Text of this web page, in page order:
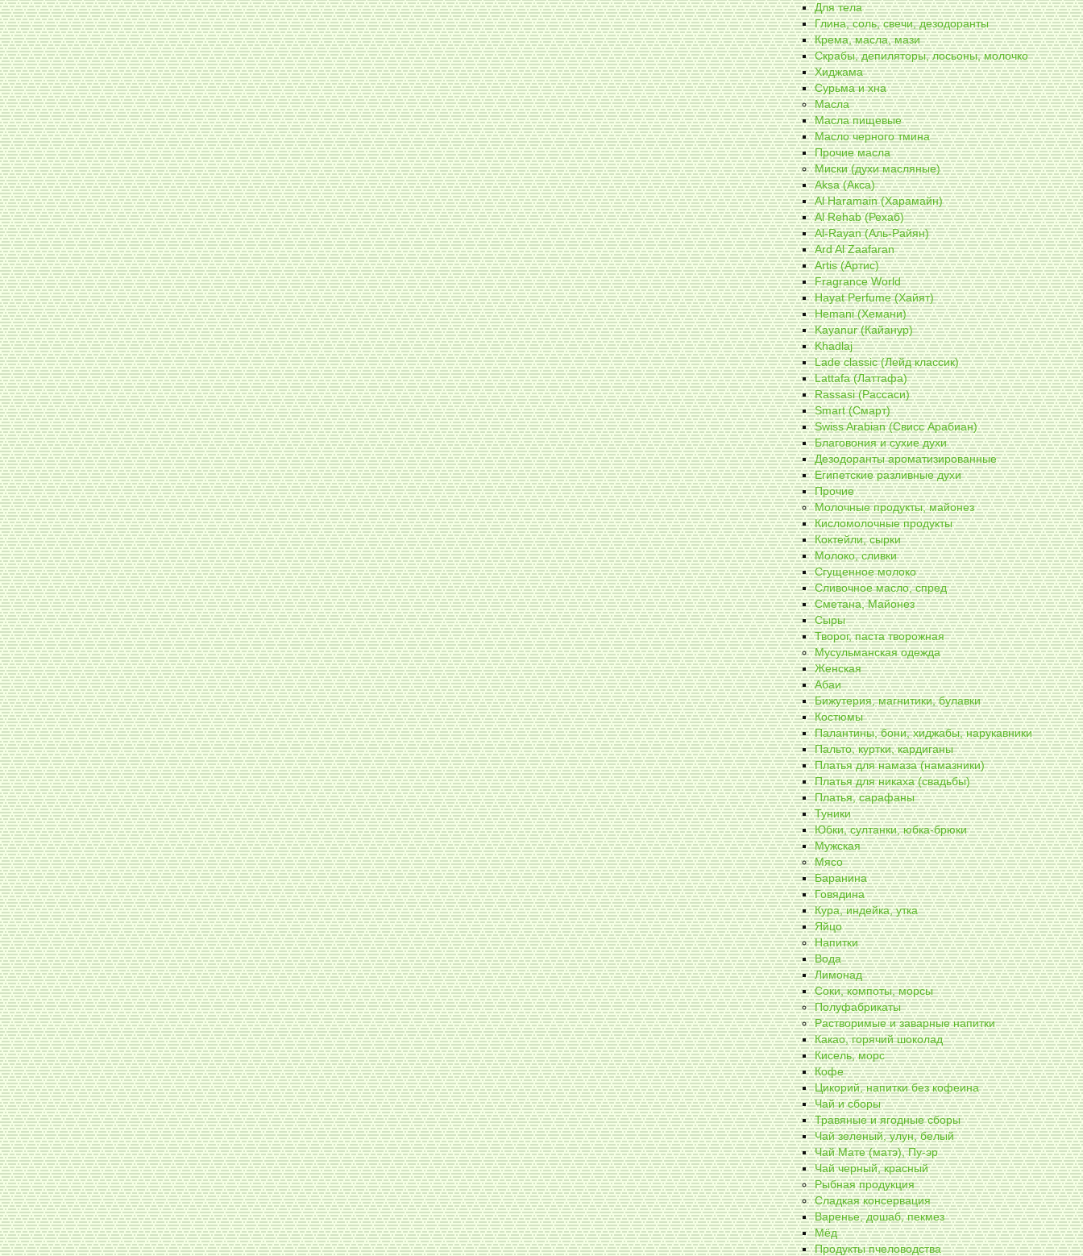
Для тела
Глина, соль, свечи, дезодоранты
Крема, масла, мази
Скрабы, депиляторы, лосьоны, молочко
Хиджама
Сурьма и хна
Масла
Масла пищевые
Масло черного тмина
Прочие масла
Миски (духи масляные)
Aksa (Акса)
Al Haramain (Харамайн)
Al Rehab (Рехаб)
Al-Rayan (Аль-Райян)
Ard Al Zaafaran
Artis (Артис)
Fragrance World
Hayat Perfume (Хайят)
Hemani (Хемани)
Kayanur (Кайанур)
Khadlaj
Lade classic (Лейд классик)
Lattafa (Латтафа)
Rassasi (Рассаси)
Smart (Смарт)
Swiss Arabian (Свисс Арабиан)
Благовония и сухие духи
Дезодоранты ароматизированные
Египетские разливные духи
Прочие
Молочные продукты, майонез
Кисломолочные продукты
Коктейли, сырки
Молоко, сливки
Сгущенное молоко
Сливочное масло, спред
Сметана, Майонез
Сыры
Творог, паста творожная
Мусульманская одежда
Женская
Абаи
Бижутерия, магнитики, булавки
Костюмы
Палантины, бони, хиджабы, нарукавники
Пальто, куртки, кардиганы
Платья для намаза (намазники)
Платья для никаха (свадьбы)
Платья, сарафаны
Туники
Юбки, султанки, юбка-брюки
Мужская
Мясо
Баранина
Говядина
Кура, индейка, утка
Яйцо
Напитки
Вода
Лимонад
Соки, компоты, морсы
Полуфабрикаты
Растворимые и заварные напитки
Какао, горячий шоколад
Кисель, морс
Кофе
Цикорий, напитки без кофеина
Чай и сборы
Травяные и ягодные сборы
Чай зеленый, улун, белый
Чай Мате (матэ), Пу-эр
Чай черный, красный
Рыбная продукция
Сладкая консервация
Варенье, дошаб, пекмез
Мёд
Продукты пчеловодства